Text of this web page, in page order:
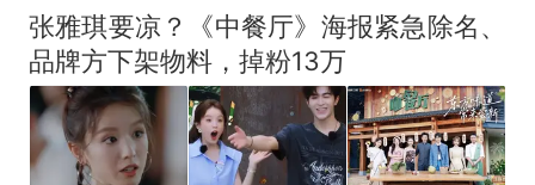
张雅琪要凉？《中餐厅》海报紧急除名、
品牌方下架物料，掉粉13万